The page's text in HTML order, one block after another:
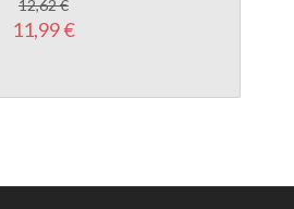
12,62 €
11,99 €